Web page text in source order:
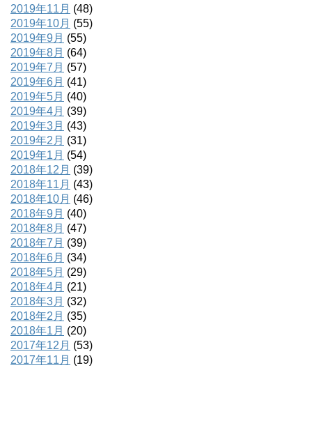
2019年11月 (48)
2019年10月 (55)
2019年9月 (55)
2019年8月 (64)
2019年7月 (57)
2019年6月 (41)
2019年5月 (40)
2019年4月 (39)
2019年3月 (43)
2019年2月 (31)
2019年1月 (54)
2018年12月 (39)
2018年11月 (43)
2018年10月 (46)
2018年9月 (40)
2018年8月 (47)
2018年7月 (39)
2018年6月 (34)
2018年5月 (29)
2018年4月 (21)
2018年3月 (32)
2018年2月 (35)
2018年1月 (20)
2017年12月 (53)
2017年11月 (19)